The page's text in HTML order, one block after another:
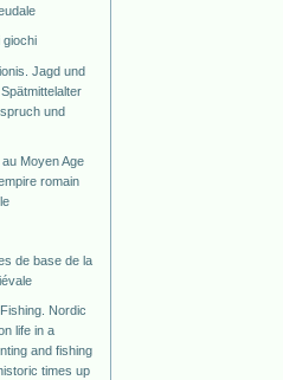
giochi
Jagd und
und
Moyen Age
romain
de base de la
Nordic
life in a
and fishing
times up